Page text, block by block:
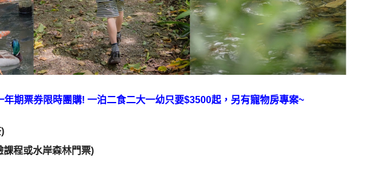
期票券限時團購! 一泊二食二大一幼只要$3500起，另有寵物房專案~
課程或水岸森林門票)